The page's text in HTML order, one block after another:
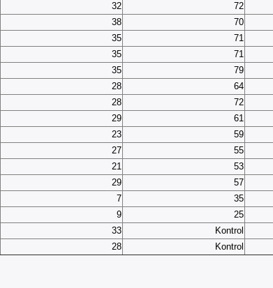
32 72
38 70
35 71
35 71
35 79
28 64
28 72
29 61
23 59
27 55
21 53
29 57
7 35
9 25
33 Kontrol
28 Kontrol